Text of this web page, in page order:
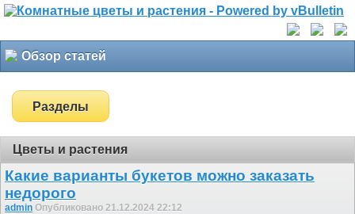
Обзор статей
Разделы
Цветы и растения
Какие варианты букетов можно заказать
недорого
admin Опубликовано 21.12.2024 22:12